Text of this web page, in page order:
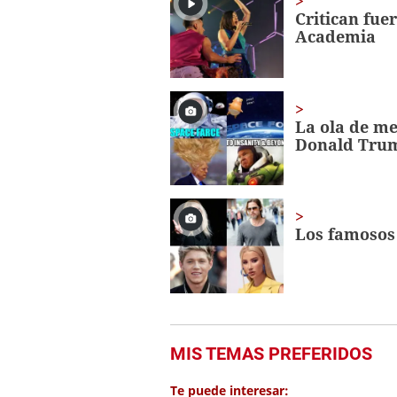
minute,
56
secondsVolume
0%
Critican
Academia
La ola de
Donald
Los
MIS TEMAS PREFERIDOS
Te puede interesar: